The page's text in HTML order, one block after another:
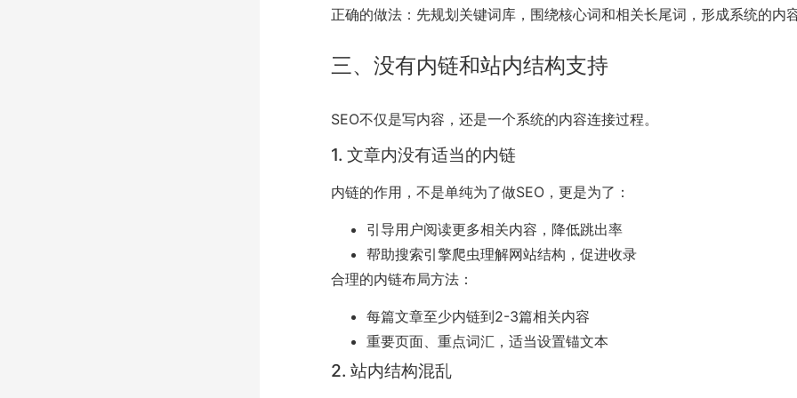
正确的做法：先规划关键词库，围绕核心词和相关长尾词，形成系统的内
三、没有内链和站内结构支持
SEO不仅是写内容，还是一个系统的内容连接过程。
1. 文章内没有适当的内链
内链的作用，不是单纯为了做SEO，更是为了：
引导用户阅读更多相关内容，降低跳出率
帮助搜索引擎爬虫理解网站结构，促进收录
合理的内链布局方法：
每篇文章至少内链到2-3篇相关内容
重要页面、重点词汇，适当设置锚文本
2. 站内结构混乱